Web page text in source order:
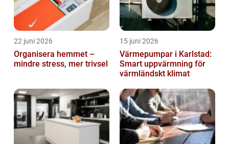
22 juni 2026
Organisera hemmet –
mindre stress, mer trivsel
15 juni 2026
Värmepumpar i Karlstad:
Smart uppvärmning för
värmländskt klimat